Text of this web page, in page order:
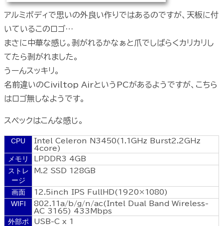
アルミボディで思いの外良い作りではあるのですが、天板に付
いているこのロゴ…
まさに中華な感じ。剥がれるかなぁと爪でしばらくカリカリし
てたら剥がれました。
うーんスッキリ。
名前違いのCiviltop AirというPCがあるようですが、こちら
はロゴ無しなようです。
スペックはこんな感じ。
CPU
Intel Celeron N3450(1.1GHz Burst2.2GHz
4core)
メモリ LPDDR3 4GB
ストレ
ージ
M.2 SSD 128GB
画面 12.5inch IPS FullHD(1920×1080)
WIFI
802.11a/b/g/n/ac(Intel Dual Band Wireless-
AC 3165) 433Mbps
外部ポ
USB-C x 1